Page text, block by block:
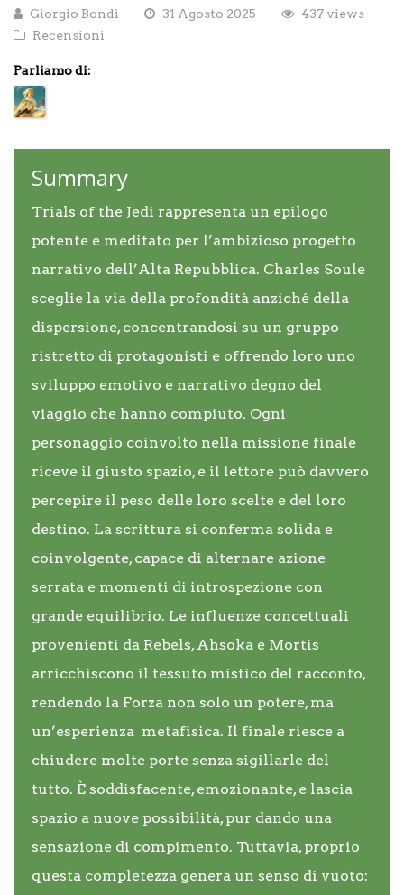
Giorgio Bondì 31 Agosto 2025
437 views
Recensioni
Parliamo di:
Summary
Trials of the Jedi rappresenta un epilogo
potente e meditato per l’ambizioso progetto
narrativo dell’Alta Repubblica. Charles Soule
sceglie la via della profondità anziché della
dispersione, concentrandosi su un gruppo
ristretto di protagonisti e offrendo loro uno
sviluppo emotivo e narrativo degno del
viaggio che hanno compiuto. Ogni
personaggio coinvolto nella missione finale
riceve il giusto spazio, e il lettore può davvero
percepire il peso delle loro scelte e del loro
destino. La scrittura si conferma solida e
coinvolgente, capace di alternare azione
serrata e momenti di introspezione con
grande equilibrio. Le influenze concettuali
provenienti da Rebels, Ahsoka e Mortis
arricchiscono il tessuto mistico del racconto,
rendendo la Forza non solo un potere, ma
un’esperienza metafisica. Il finale riesce a
chiudere molte porte senza sigillarle del
tutto. È soddisfacente, emozionante, e lascia
spazio a nuove possibilità, pur dando una
sensazione di compimento. Tuttavia, proprio
questa completezza genera un senso di vuoto: